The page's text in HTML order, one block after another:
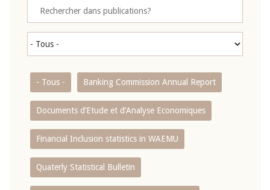
- Tous - Banking Commission Annual Report
Documents d’Etude et d’Analyse Economiques
Financial Inclusion statistics in WAEMU
Quaterly Statistical Bulletin